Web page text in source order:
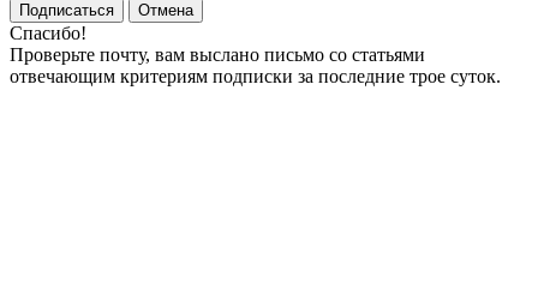
Подписаться
Отмена
Спасибо!
Проверьте почту, вам выслано письмо со статьями
отвечающим критериям подписки за последние трое суток.